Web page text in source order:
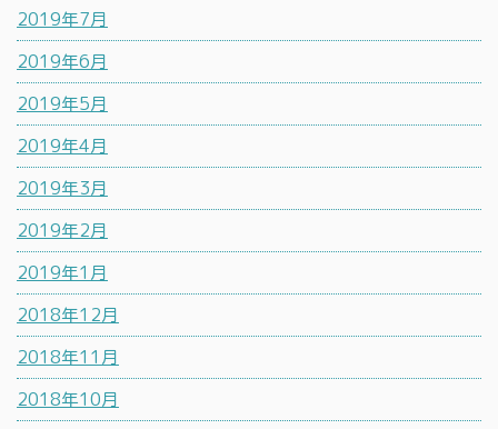
2019年7月
2019年6月
2019年5月
2019年4月
2019年3月
2019年2月
2019年1月
2018年12月
2018年11月
2018年10月